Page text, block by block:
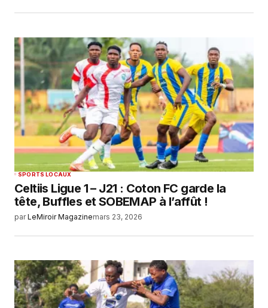
SPORTS LOCAUX
Celtiis Ligue 1 – J21 : Coton FC garde la
tête, Buffles et SOBEMAP à l’affût !
par LeMiroir Magazinemars 23, 2026